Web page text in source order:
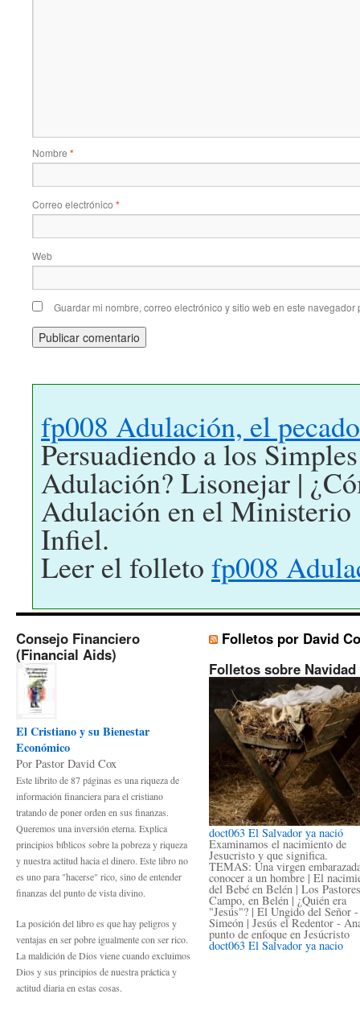
Nombre *
Correo electrónico *
Web
Guardar mi nombre, correo electrónico y sitio web en este
fp008 Adulación, el
Persuadiendo a los
Adulación? Lisonejar |
Adulación en el Ministerio
Infiel.
Leer el folleto fp008
Consejo Financiero
(Financial Aids)
El Cristiano y su Bienestar
Económico
Por Pastor David Cox
Este librito de 87 páginas es una riqueza de
información financiera para el cristiano
tratando de poner orden en sus finanzas.
Queremos una inversión eterna. Explica
principios bíblicos sobre la pobreza y riqueza
y nuestra actitud hacia el dinero. Este libro no
es uno para "hacerse" rico, sino de entender
finanzas del punto de vista divino.
La posición del libro es que hay peligros y
ventajas en ser pobre igualmente con ser rico.
La maldición de Dios viene cuando excluimos
Dios y sus principios de nuestra práctica y
actitud diaria en estas cosas.
Folletos por David
Folletos sobre Navidad
doct063 El Salvador ya nació
Examinamos el nacimiento de
Jesucristo y que significa.
TEMAS: Una virgen
conocer a un hombre | El
del Bebé en Belén | Los
Campo, en Belén | ¿Quién era
"Jesús"? | El Ungido del Señor -
Simeón | Jesús el Redentor -
punto de enfoque en Jesúcristo
doct063 El Salvador ya nacio